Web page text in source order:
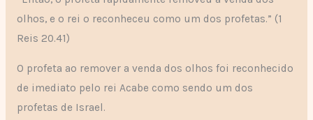
olhos, e o rei o reconheceu como um dos profetas.” (1
Reis 20.41)
O profeta ao remover a venda dos olhos foi reconhecido
de imediato pelo rei Acabe como sendo um dos
profetas de Israel.